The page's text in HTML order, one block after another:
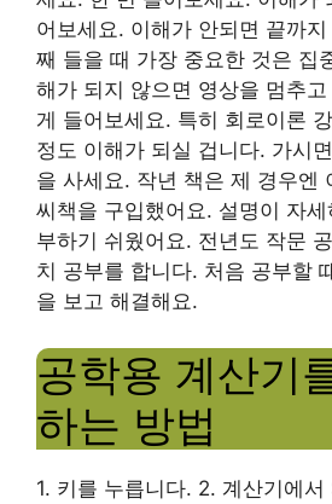
어보세요. 이해가 안되면 끝까
째 들을 때 가장 중요한 것은 집
해가 되지 않으면 영상을 멈추
게 들어보세요. 특히 회로이론
정도 이해가 되실 겁니다. 가시
을 사세요. 작년 책은 제 경우엔
씨책을 구입했어요. 설명이 자
부하기 쉬웠어요. 전년도 작문
치 공부를 합니다. 처음 공부할
을 보고 해결해요.
공학용 계산기
하는 방법
1. 키를 누릅니다. 2. 계산기에